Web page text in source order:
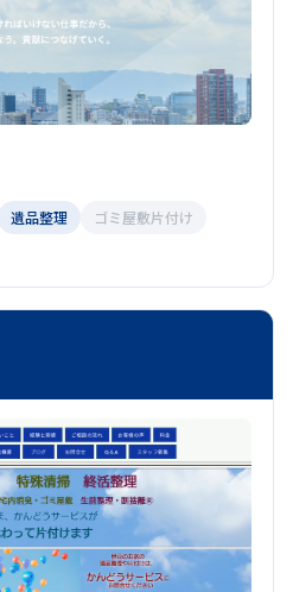
遺品整理
ゴミ屋敷片付け